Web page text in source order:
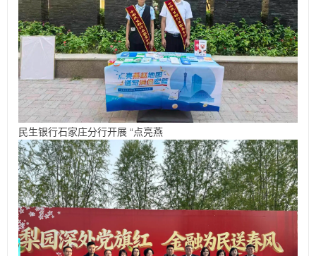
民生银行石家庄分行开展 “点亮燕